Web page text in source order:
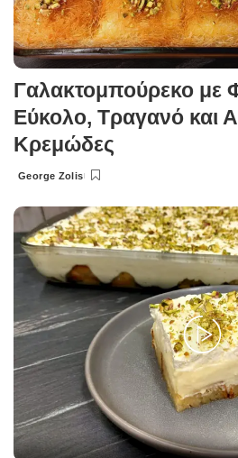
Γαλακτομπούρεκο με
Εύκολο, Τραγανό και
Κρεμώδες
Posted
George Zolis